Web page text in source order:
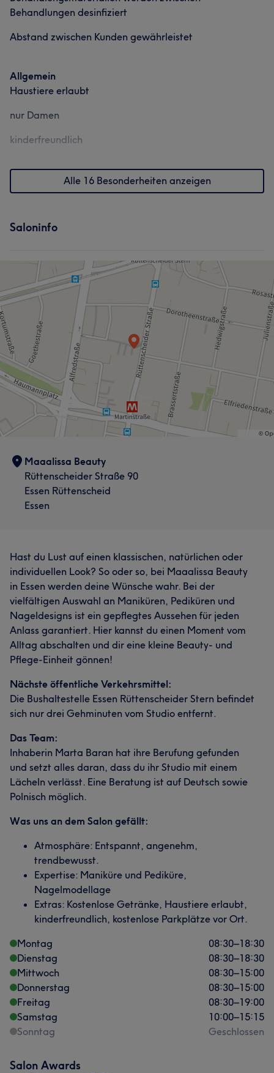
Behandlungen desinfiziert
Abstand zwischen Kunden gewährleistet
Allgemein
Haustiere erlaubt
nur Damen
kinderfreundlich
Alle 16 Besonderheiten anzeigen
Saloninfo
Maaalissa Beauty
Rüttenscheider Straße 90
Essen Rüttenscheid
Essen
Hast du Lust auf einen klassischen, natürlichen oder
individuellen Look? So oder so, bei Maaalissa Beauty
in Essen werden deine Wünsche wahr. Bei der
vielfältigen Auswahl an Maniküren, Pediküren und
Nageldesigns ist ein gepflegtes Aussehen für jeden
Anlass garantiert. Hier kannst du einen Moment vom
Alltag abschalten und dir eine kleine Beauty- und
Pflege-Einheit gönnen!
Nächste öffentliche Verkehrsmittel:
Die Bushaltestelle Essen Rüttenscheider Stern befindet
sich nur drei Gehminuten vom Studio entfernt.
Das Team:
Inhaberin Marta Baran hat ihre Berufung gefunden
und setzt alles daran, dass du ihr Studio mit einem
Lächeln verlässt. Eine Beratung ist auf Deutsch sowie
Polnisch möglich.
Was uns an dem Salon gefällt:
Atmosphäre: Entspannt, angenehm,
trendbewusst.
Expertise: Maniküre und Pediküre,
Nagelmodellage
Extras: Kostenlose Getränke, Haustiere erlaubt,
kinderfreundlich, kostenlose Parkplätze vor Ort.
Montag
08:30–18:30
Dienstag
08:30–18:30
Mittwoch
08:30–15:00
Donnerstag
08:30–15:00
Freitag
08:30–19:00
Samstag
10:00–15:15
Sonntag
Geschlossen
Salon Awards